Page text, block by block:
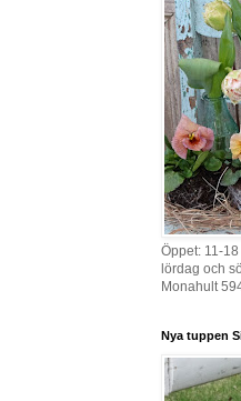
Öppet: 11-
lördag och
Monahult
Nya tuppen